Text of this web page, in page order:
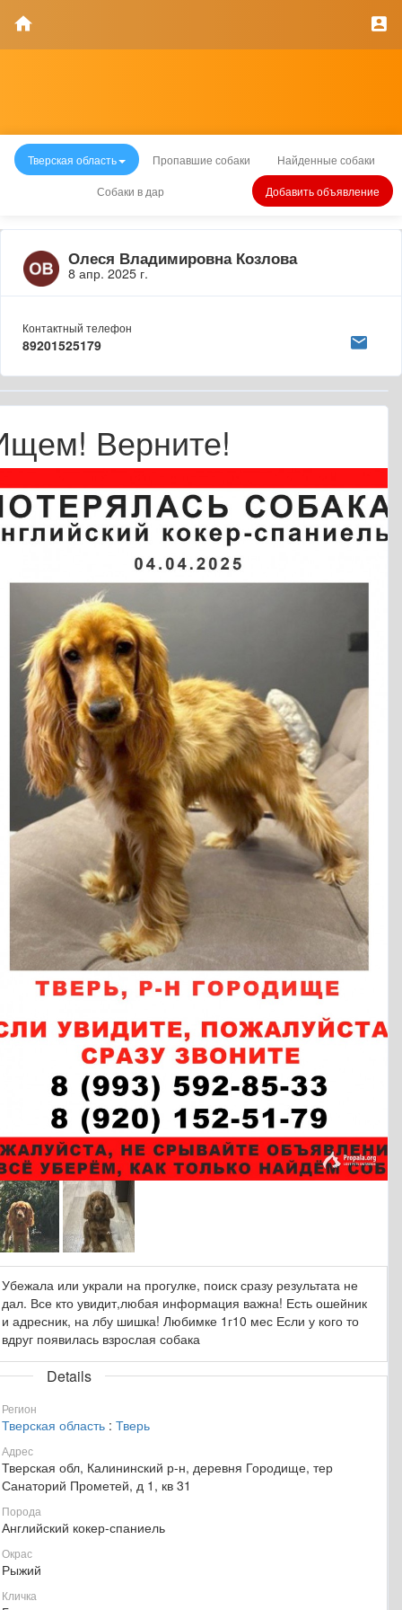
Тверская область Пропавшие собаки Найденные собаки
Собаки в дар Добавить объявление
Олеся Владимировна Козлова
8 апр. 2025 г.
Контактный телефон
89201525179
Верните!
Убежала или украли на прогулке, поиск сразу результата не
дал. Все кто увидит,любая информация важна! Есть ошейник
и адресник, на лбу шишка! Любимке 1г10 мес Если у кого то
вдруг появилась взрослая собака
Details
Регион
Тверская область : Тверь
Адрес
Тверская обл, Калининский р-н, деревня Городище, тер
Санаторий Прометей, д 1, кв 31
Порода
Английский кокер-спаниель
Окрас
Рыжий
Кличка